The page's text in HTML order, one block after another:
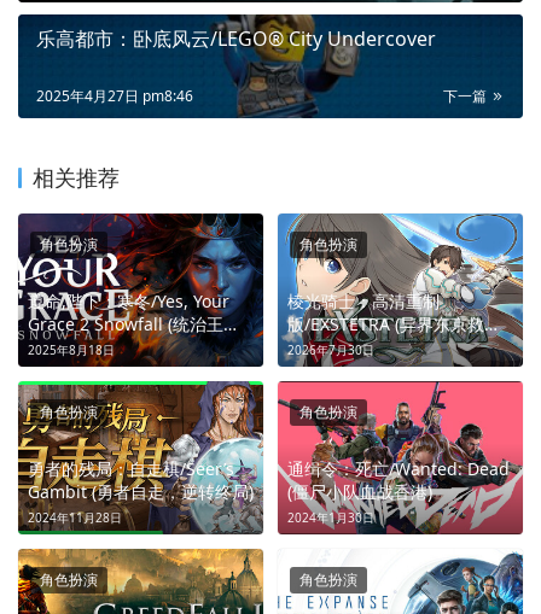
乐高都市：卧底风云/LEGO® City Undercover
下一篇
2025年4月27日 pm8:46
相关推荐
遵命,陛下：寒冬/Yes, Your
Grace 2 Snowfall (统治王
国，权衡生死)
2025年8月18日
角色扮演
棱光骑士：高清重制
版/EXSTETRA (异界东京救世
接吻RPG)
2026年7月30日
角色扮演
勇者的残局：自走棋/Seer’s
Gambit (勇者自走，逆转终局)
2024年11月28日
角色扮演
通缉令：死亡/Wanted: Dead
(僵尸小队血战香港)
2024年1月30日
角色扮演
角色扮演 角色扮演